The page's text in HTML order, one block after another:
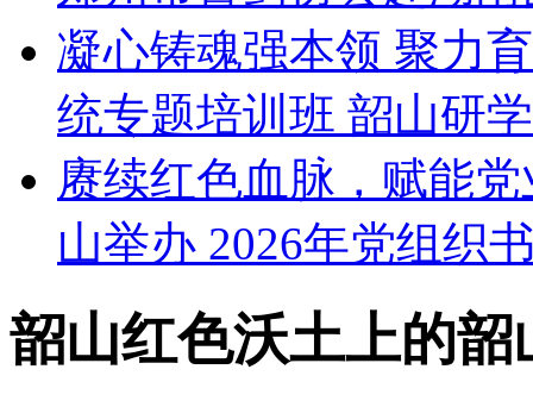
凝心铸魂强本领 聚力
统专题培训班 韶山研
赓续红色血脉，赋能
山举办 2026年党组织
韶山红色沃土上的韶